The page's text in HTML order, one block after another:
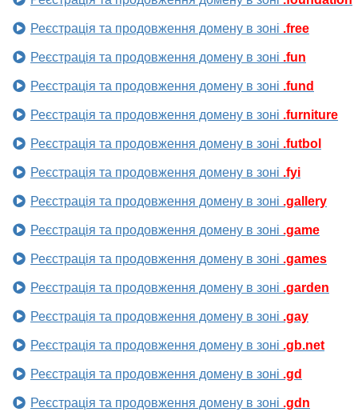
Реєстрація та продовження домену в зоні .free
Реєстрація та продовження домену в зоні .fun
Реєстрація та продовження домену в зоні .fund
Реєстрація та продовження домену в зоні .furniture
Реєстрація та продовження домену в зоні .futbol
Реєстрація та продовження домену в зоні .fyi
Реєстрація та продовження домену в зоні .gallery
Реєстрація та продовження домену в зоні .game
Реєстрація та продовження домену в зоні .games
Реєстрація та продовження домену в зоні .garden
Реєстрація та продовження домену в зоні .gay
Реєстрація та продовження домену в зоні .gb.net
Реєстрація та продовження домену в зоні .gd
Реєстрація та продовження домену в зоні .gdn